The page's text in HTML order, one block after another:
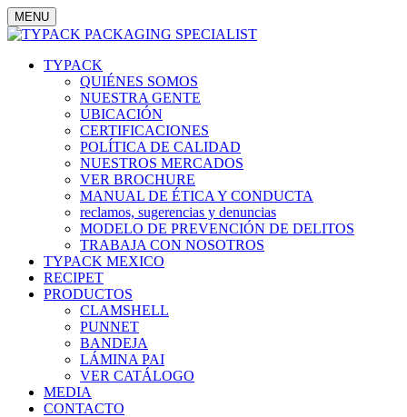
MENU
TYPACK
QUIÉNES SOMOS
NUESTRA GENTE
UBICACIÓN
CERTIFICACIONES
POLÍTICA DE CALIDAD
NUESTROS MERCADOS
VER BROCHURE
MANUAL DE ÉTICA Y CONDUCTA
reclamos, sugerencias y denuncias
MODELO DE PREVENCIÓN DE DELITOS
TRABAJA CON NOSOTROS
TYPACK MEXICO
RECIPET
PRODUCTOS
CLAMSHELL
PUNNET
BANDEJA
LÁMINA PAI
VER CATÁLOGO
MEDIA
CONTACTO